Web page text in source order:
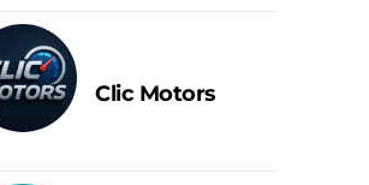
Clic Motors